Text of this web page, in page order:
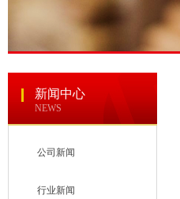
新闻中心
NEWS
公司新闻
行业新闻